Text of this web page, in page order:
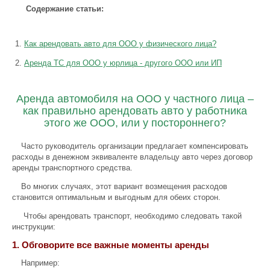
Содержание статьи:
Как арендовать авто для ООО у физического лица?
Аренда ТС для ООО у юрлица - другого ООО или ИП
Аренда автомобиля на ООО у частного лица –
как правильно арендовать авто у работника
этого же ООО, или у постороннего?
Часто руководитель организации предлагает компенсировать
расходы в денежном эквиваленте владельцу авто через договор
аренды транспортного средства.
Во многих случаях, этот вариант возмещения расходов
становится оптимальным и выгодным для обеих сторон.
Чтобы арендовать транспорт, необходимо следовать такой
инструкции:
1. Обговорите все важные моменты аренды
Например: